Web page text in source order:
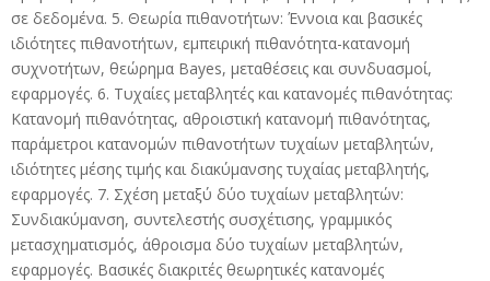
σε δεδομένα. 5. Θεωρία πιθανοτήτων: Έννοια και βασικές
ιδιότητες πιθανοτήτων, εμπειρική πιθανότητα-κατανομή
συχνοτήτων, θεώρημα Bayes, μεταθέσεις και συνδυασμοί,
εφαρμογές. 6. Τυχαίες μεταβλητές και κατανομές πιθανότητας:
Κατανομή πιθανότητας, αθροιστική κατανομή πιθανότητας,
παράμετροι κατανομών πιθανοτήτων τυχαίων μεταβλητών,
ιδιότητες μέσης τιμής και διακύμανσης τυχαίας μεταβλητής,
εφαρμογές. 7. Σχέση μεταξύ δύο τυχαίων μεταβλητών:
Συνδιακύμανση, συντελεστής συσχέτισης, γραμμικός
μετασχηματισμός, άθροισμα δύο τυχαίων μεταβλητών,
εφαρμογές. Βασικές διακριτές θεωρητικές κατανομές